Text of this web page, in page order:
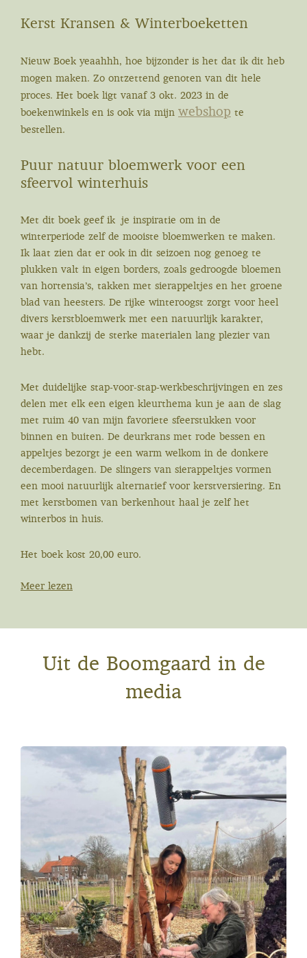
Kerst Kransen & Winterboeketten
Nieuw Boek yeaahhh, hoe bijzonder is het dat ik dit heb
mogen maken. Zo ontzettend genoten van dit hele
proces. Het boek ligt vanaf 3 okt. 2023 in de
boekenwinkels en is ook via mijn webshop te
bestellen.
Puur natuur bloemwerk voor een
sfeervol winterhuis
Met dit boek geef ik je inspiratie om in de
winterperiode zelf de mooiste bloemwerken te maken.
Ik laat zien dat er ook in dit seizoen nog genoeg te
plukken valt in eigen borders, zoals gedroogde bloemen
van hortensia’s, takken met sierappeltjes en het groene
blad van heesters. De rijke winteroogst zorgt voor heel
divers kerstbloemwerk met een natuurlijk karakter,
waar je dankzij de sterke materialen lang plezier van
hebt.
Met duidelijke stap-voor-stap-werkbeschrijvingen en zes
delen met elk een eigen kleurthema kun je aan de slag
met ruim 40 van mijn favoriete sfeerstukken voor
binnen en buiten. De deurkrans met rode bessen en
appeltjes bezorgt je een warm welkom in de donkere
decemberdagen. De slingers van sierappeltjes vormen
een mooi natuurlijk alternatief voor kerstversiering. En
met kerstbomen van berkenhout haal je zelf het
winterbos in huis.
Het boek kost 20,00 euro.
Meer lezen
Uit de Boomgaard in de
media